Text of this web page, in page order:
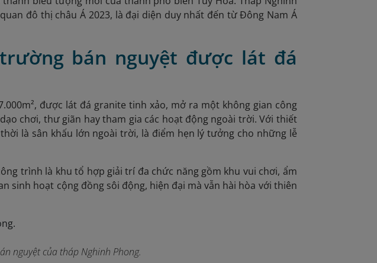
đô thị châu Á 2023, là đại diện duy nhất đến từ Đông Nam Á
bán nguyệt được lát đá
được lát đá granite tinh xảo, mở ra một không gian công
chơi, thư giãn hay tham gia các hoạt động ngoài trời. Với thiết
là sân khấu lớn ngoài trời, là điểm hẹn lý tưởng cho những lễ
trình là khu tổ hợp giải trí đa chức năng gồm khu vui chơi, ẩm
sinh hoạt cộng đồng sôi động, hiện đại mà vẫn hài hòa với thiên
nguyệt của tháp Nghinh Phong.